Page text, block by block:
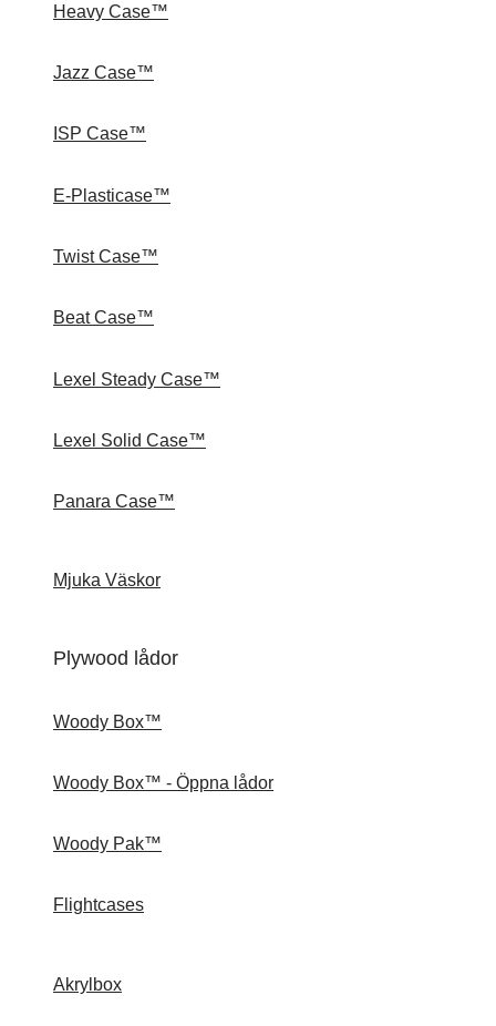
Heavy Case™
Jazz Case™
ISP Case™
E-Plasticase™
Twist Case™
Beat Case™
Lexel Steady Case™
Lexel Solid Case™
Panara Case™
Mjuka Väskor
Plywood lådor
Woody Box™
Woody Box™ - Öppna lådor
Woody Pak™
Flightcases
Akrylbox